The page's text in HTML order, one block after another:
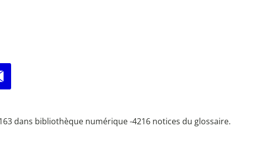
dans bibliothèque numérique -4216 notices du glossaire.